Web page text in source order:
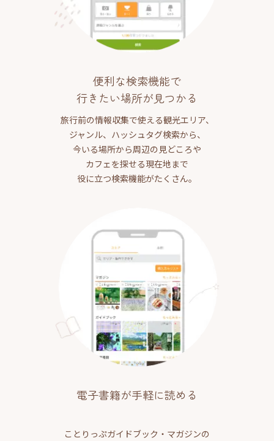
便利な検索機能で
行きたい場所が見つかる
旅行前の情報収集で使える観光エリア、
ジャンル、ハッシュタグ検索から、
今いる場所から周辺の見どころや
カフェを探せる現在地まで
役に立つ検索機能がたくさん。
電子書籍が手軽に読める
ことりっぷガイドブック・マガジンの